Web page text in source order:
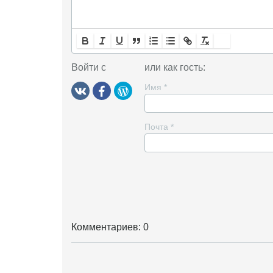
Войти с или как гость:
Имя *
Почта *
Комментариев: 0